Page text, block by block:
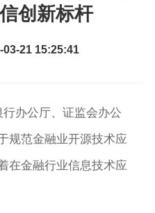
创新标杆
03-21 15:25:41
办公厅、证监会办公
规范金融业开源技术应
在金融行业信息技术应